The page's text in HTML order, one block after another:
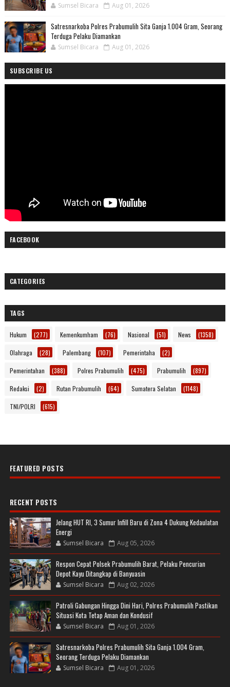
Sumsel Bicara Aug 01, 2026
Satresnarkoba Polres Prabumulih Sita Ganja 1.004 Gram, Seorang
Terduga Pelaku Diamankan
Sumsel Bicara Aug 01, 2026
SUBSCRIBE US
FACEBOOK
CATEGORIES
TAGS
Hukum (277) Kemenkumham (76) Nasional (51) News (1358)
Olahraga (28) Palembang (107) Pemerintaha (2)
Pemerintahan (388) Polres Prabumulih (475) Prabumulih (897)
Redaksi (2) Rutan Prabumulih (64) Sumatera Selatan (1148)
TNI/POLRI (615)
FEATURED POSTS
RECENT POSTS
Jelang HUT RI, 3 Sumur Infill Baru di Zona 4 Dukung Kedaulatan
Energi
Sumsel Bicara Aug 05, 2026
Respon Cepat Polsek Prabumulih Barat, Pelaku Pencurian
Depot Kayu Ditangkap di Banyuasin
Sumsel Bicara Aug 02, 2026
Patroli Gabungan Hingga Dini Hari, Polres Prabumulih Pastikan
Situasi Kota Tetap Aman dan Kondusif
Sumsel Bicara Aug 01, 2026
Satresnarkoba Polres Prabumulih Sita Ganja 1.004 Gram,
Seorang Terduga Pelaku Diamankan
Sumsel Bicara Aug 01, 2026